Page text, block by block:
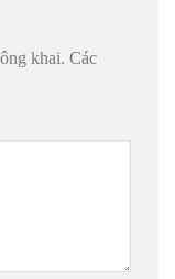
khai. Các